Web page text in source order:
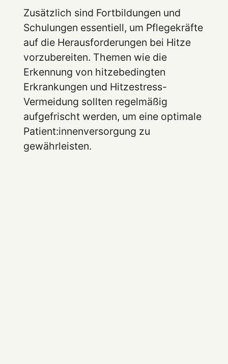
Zusätzlich sind Fortbildungen und
Schulungen essentiell, um Pflegekräfte
auf die Herausforderungen bei Hitze
vorzubereiten. Themen wie die
Erkennung von hitzebedingten
Erkrankungen und Hitzestress-
Vermeidung sollten regelmäßig
aufgefrischt werden, um eine optimale
Patient:innenversorgung zu
gewährleisten.